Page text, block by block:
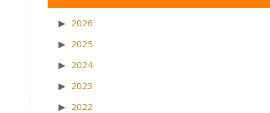
2026
2025
2024
2023
2022